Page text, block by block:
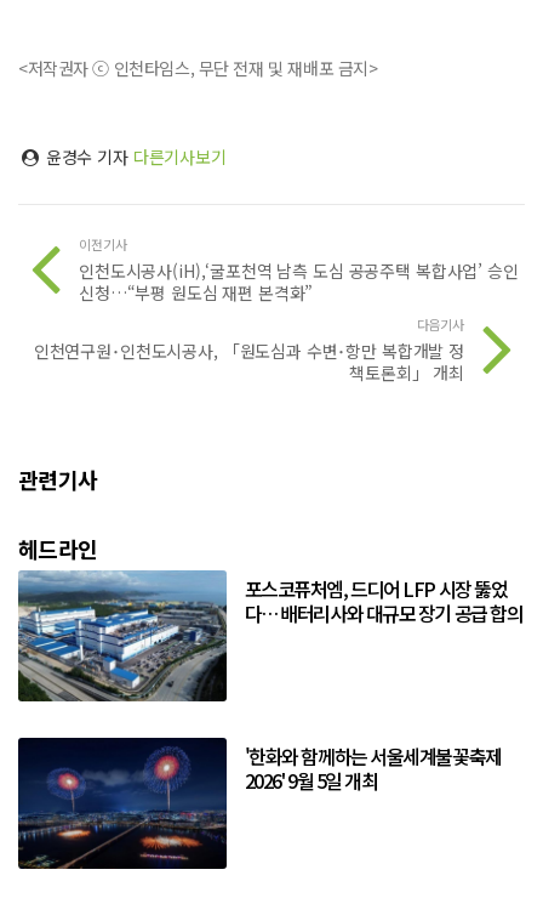
<저작권자 ⓒ 인천타임스, 무단 전재 및 재배포 금지>
윤경수 기자 다른기사보기
이전기사
인천도시공사(iH),‘굴포천역 남측 도심 공공주택 복합사업’ 승인
신청…“부평 원도심 재편 본격화”
다음기사
인천연구원･인천도시공사, 「원도심과 수변･항만 복합개발 정
책토론회」 개최
관련기사
헤드라인
포스코퓨처엠, 드디어 LFP 시장 뚫었
다… 배터리사와 대규모 장기 공급 합의
'한화와 함께하는 서울세계불꽃축제
2026' 9월 5일 개최